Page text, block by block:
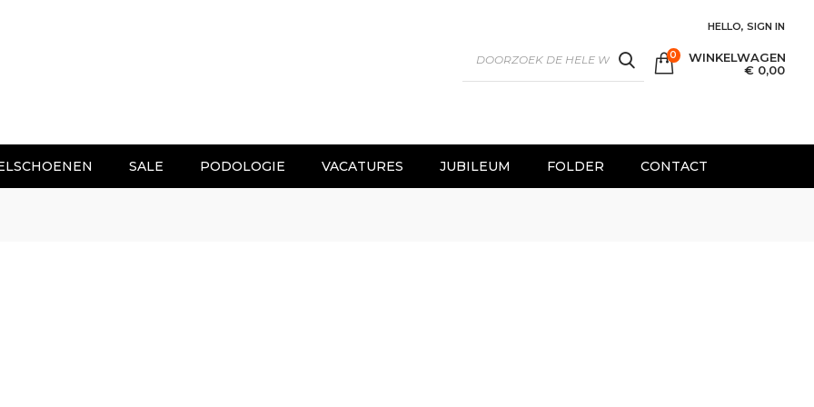
HELLO, SIGN IN
SEARCH WINKELWAGEN
€ 0,00
0
SALE PODOLOGIE VACATURES JUBILEUM FOLDER CONTACT